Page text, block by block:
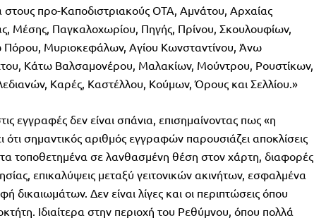
στους προ-Καποδιστριακούς ΟΤΑ, Αμνάτου, Αρχαίας
Μέσης, Παγκαλοχωρίου, Πηγής, Πρίνου, Σκουλουφίων,
Μυριοκεφάλων, Αγίου Κωνσταντίνου, Άνω
Κάτω Βαλσαμονέρου, Μαλακίων, Μούντρου, Ρουστίκων,
Καρές, Καστέλλου, Κούμων, Όρους και Σελλίου.»
εγγραφές δεν είναι σπάνια, επισημαίνοντας πως «η
ότι σημαντικός αριθμός εγγραφών παρουσιάζει αποκλίσεις
τοποθετημένα σε λανθασμένη θέση στον χάρτη, διαφορές
επικαλύψεις μεταξύ γειτονικών ακινήτων, εσφαλμένα
δικαιωμάτων. Δεν είναι λίγες και οι περιπτώσεις όπου
Ιδιαίτερα στην περιοχή του Ρεθύμνου, όπου πολλά